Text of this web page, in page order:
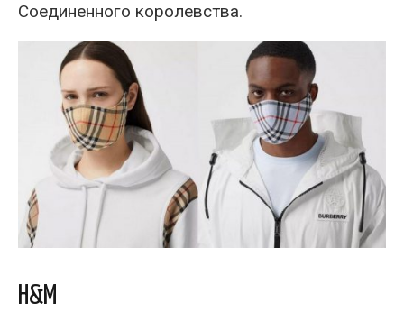
Соединенного королевства.
H&M